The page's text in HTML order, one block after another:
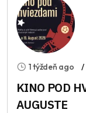
1 týždeň ago
KINO POD
AUGUSTE